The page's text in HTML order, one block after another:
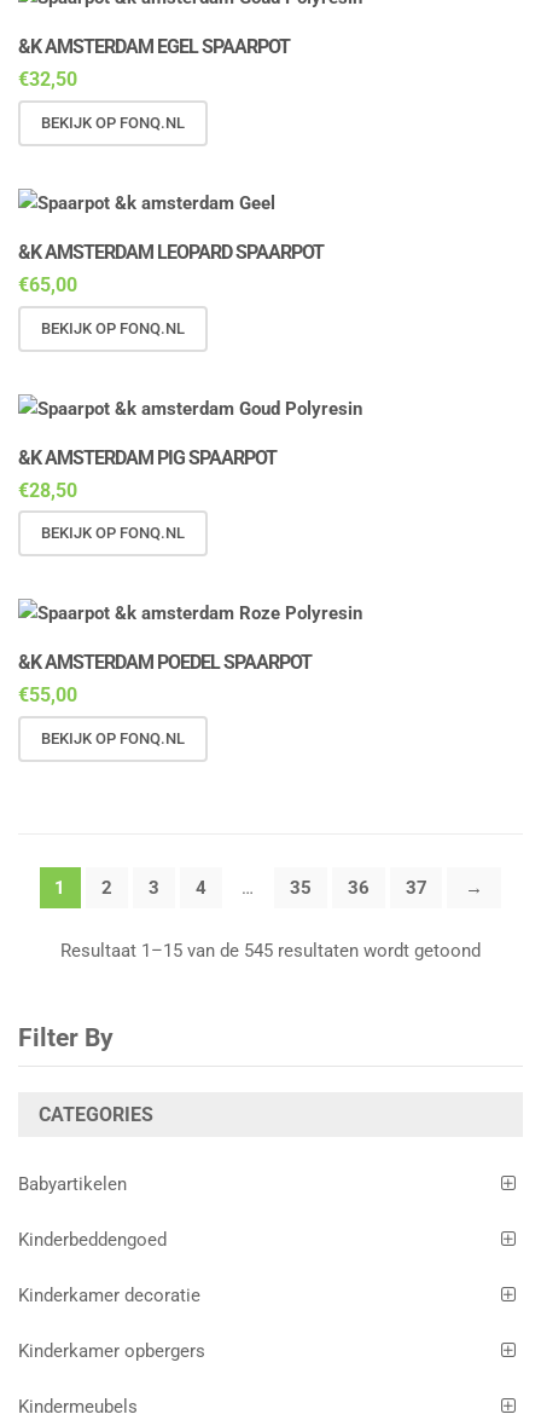
&K AMSTERDAM EGEL SPAARPOT
€32,50
BEKIJK OP FONQ.NL
&K AMSTERDAM LEOPARD SPAARPOT
€65,00
BEKIJK OP FONQ.NL
&K AMSTERDAM PIG SPAARPOT
€28,50
BEKIJK OP FONQ.NL
&K AMSTERDAM POEDEL SPAARPOT
€55,00
BEKIJK OP FONQ.NL
1 2 3 4 … 35 36 37 →
Resultaat 1–15 van de 545 resultaten wordt getoond
Filter By
CATEGORIES
Babyartikelen
Kinderbeddengoed
Kinderkamer decoratie
Kinderkamer opbergers
Kindermeubels